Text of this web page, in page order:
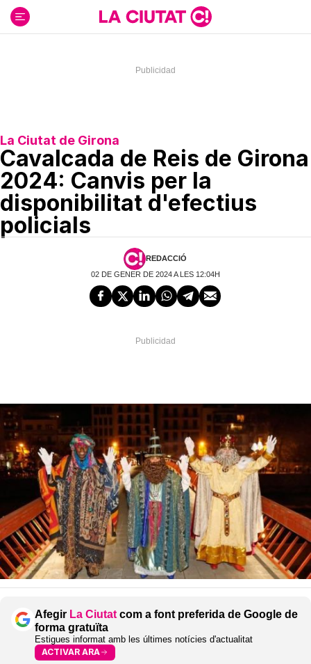
contenido
La Ciutat de Girona
Cavalcada de Reis de Girona
2024: Canvis per la
disponibilitat d'efectius
policials
REDACCIÓ
02 DE GENER DE 2024 A LES 12:04H
Afegir La Ciutat com a font preferida de Google de
forma gratuïta
Estigues informat amb les últimes notícies d'actualitat
ACTIVAR ARA